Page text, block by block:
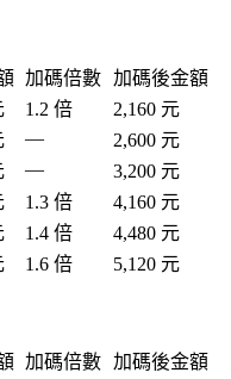
加碼倍數 加碼後金額
1.2 倍
2,160 元
—
2,600 元
—
3,200 元
1.3 倍
4,160 元
1.4 倍
4,480 元
1.6 倍 5,120 元
加碼倍數 加碼後金額